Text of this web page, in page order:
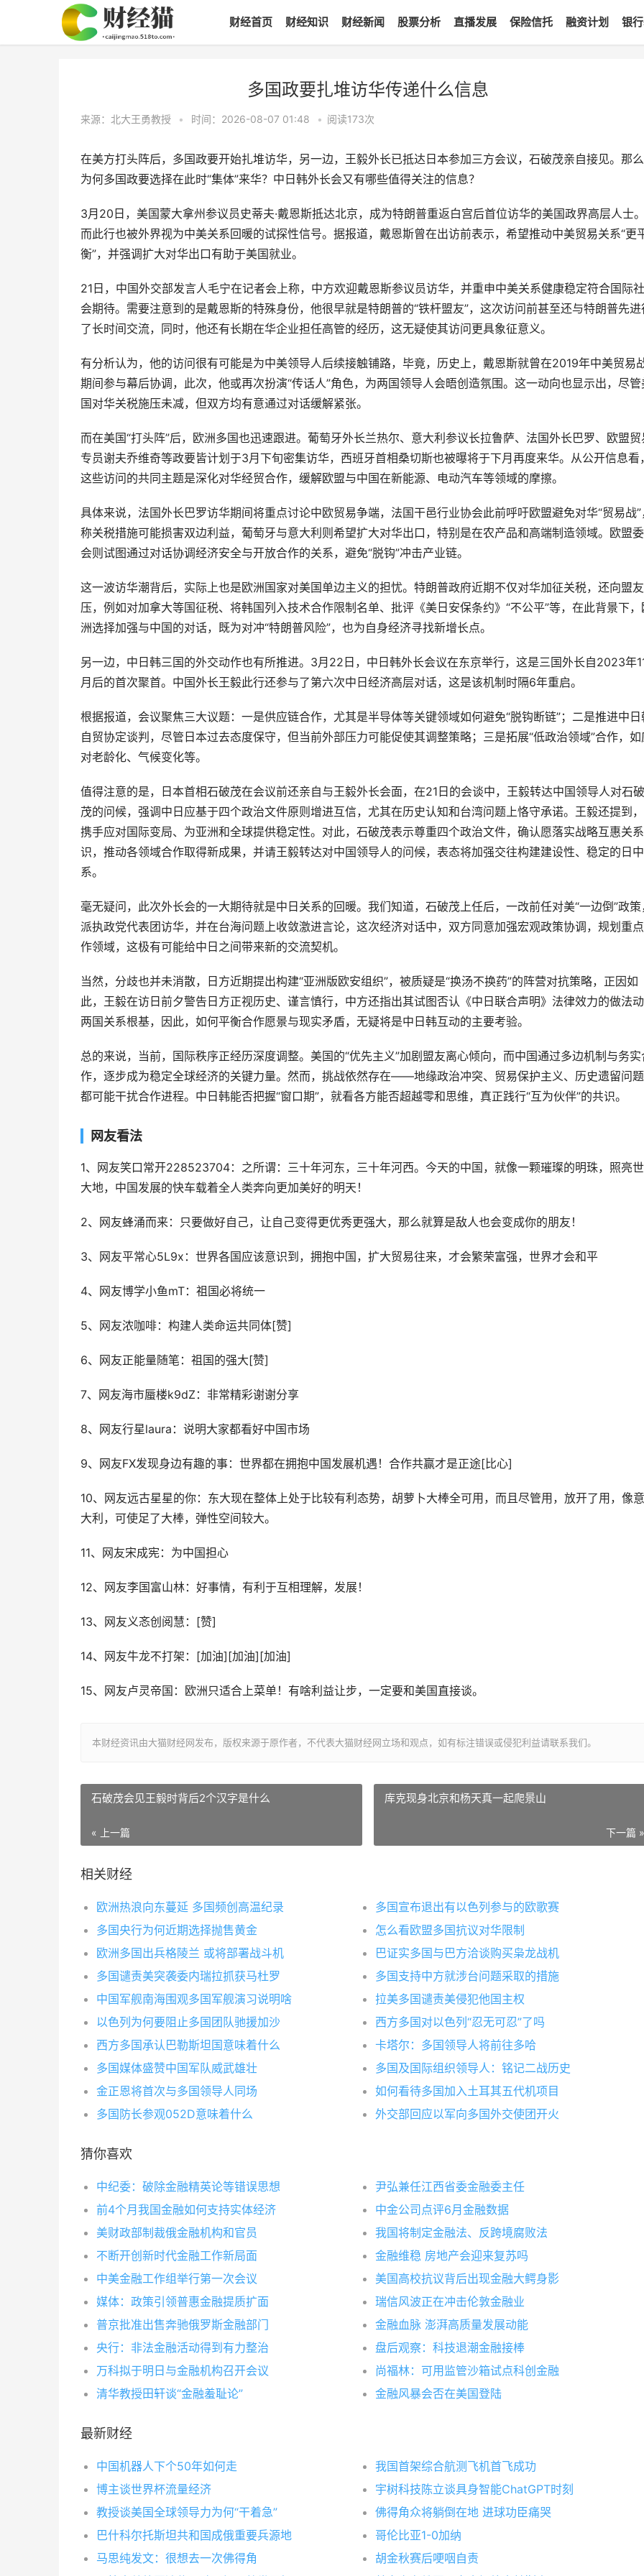
财经首页 财经知识 财经新闻 股票分析 直播发展 保险信托 融资计划 银
多国政要扎堆访华传递什么信息
来源：北大王勇教授 • 时间：2026-08-07 01:48 • 阅读173次
在美方打头阵后，多国政要开始扎堆访华，另一边，王毅外长已抵达日本参加三方会议，石破茂亲自接见。那
为何多国政要选择在此时“集体”来华？中日韩外长会又有哪些值得关注的信息？
3月20日，美国蒙大拿州参议员史蒂夫·戴恩斯抵达北京，成为特朗普重返白宫后首位访华的美国政界高层人士
而此行也被外界视为中美关系回暖的试探性信号。据报道，戴恩斯曾在出访前表示，希望推动中美贸易关系“更
衡”，并强调扩大对华出口有助于美国就业。
21日，中国外交部发言人毛宁在记者会上称，中方欢迎戴恩斯参议员访华，并重申中美关系健康稳定符合国际社
会期待。需要注意到的是戴恩斯的特殊身份，他很早就是特朗普的“铁杆盟友”，这次访问前甚至还与特朗普先进
了长时间交流，同时，他还有长期在华企业担任高管的经历，这无疑使其访问更具象征意义。
有分析认为，他的访问很有可能是为中美领导人后续接触铺路，毕竟，历史上，戴恩斯就曾在2019年中美贸易
期间参与幕后协调，此次，他或再次扮演“传话人”角色，为两国领导人会晤创造氛围。这一动向也显示出，尽管
国对华关税施压未减，但双方均有意通过对话缓解紧张。
而在美国“打头阵”后，欧洲多国也迅速跟进。葡萄牙外长兰热尔、意大利参议长拉鲁萨、法国外长巴罗、欧盟贸
专员谢夫乔维奇等政要皆计划于3月下旬密集访华，西班牙首相桑切斯也被曝将于下月再度来华。从公开信息看
这些访问的共同主题是深化对华经贸合作，缓解欧盟与中国在新能源、电动汽车等领域的摩擦。
具体来说，法国外长巴罗访华期间将重点讨论中欧贸易争端，法国干邑行业协会此前呼吁欧盟避免对华“贸易战”
称关税措施可能损害双边利益，葡萄牙与意大利则希望扩大对华出口，特别是在农产品和高端制造领域。欧盟
会则试图通过对话协调经济安全与开放合作的关系，避免“脱钩”冲击产业链。
这一波访华潮背后，实际上也是欧洲国家对美国单边主义的担忧。特朗普政府近期不仅对华加征关税，还向盟
压，例如对加拿大等国征税、将韩国列入技术合作限制名单、批评《美日安保条约》“不公平”等，在此背景下，
洲选择加强与中国的对话，既为对冲“特朗普风险”，也为自身经济寻找新增长点。
另一边，中日韩三国的外交动作也有所推进。3月22日，中日韩外长会议在东京举行，这是三国外长自2023年
月后的首次聚首。中国外长王毅此行还参与了第六次中日经济高层对话，这是该机制时隔6年重启。
根据报道，会议聚焦三大议题：一是供应链合作，尤其是半导体等关键领域如何避免“脱钩断链”；二是推进中日
自贸协定谈判，尽管日本过去态度保守，但当前外部压力可能促使其调整策略；三是拓展“低政治领域”合作，如
对老龄化、气候变化等。
值得注意的是，日本首相石破茂在会议前还亲自与王毅外长会面，在21日的会谈中，王毅转达中国领导人对石破
茂的问候，强调中日应基于四个政治文件原则增进互信，尤其在历史认知和台湾问题上恪守承诺。王毅还提到
携手应对国际变局、为亚洲和全球提供稳定性。对此，石破茂表示尊重四个政治文件，确认愿落实战略互惠关
识，推动各领域合作取得新成果，并请王毅转达对中国领导人的问候，表态将加强交往构建建设性、稳定的日
系。
毫无疑问，此次外长会的一大期待就是中日关系的回暖。我们知道，石破茂上任后，一改前任对美“一边倒”政策
派执政党代表团访华，并在台海问题上收敛激进言论，这次经济对话中，双方同意加强宏观政策协调，规划重
作领域，这极有可能给中日之间带来新的交流契机。
当然，分歧也并未消散，日方近期提出构建“亚洲版欧安组织”，被质疑是“换汤不换药”的阵营对抗策略，正因如
此，王毅在访日前夕警告日方正视历史、谨言慎行，中方还指出其试图否认《中日联合声明》法律效力的做法
两国关系根基，因此，如何平衡合作愿景与现实矛盾，无疑将是中日韩互动的主要考验。
总的来说，当前，国际秩序正经历深度调整。美国的“优先主义”加剧盟友离心倾向，而中国通过多边机制与务实
作，逐步成为稳定全球经济的关键力量。然而，挑战依然存在——地缘政治冲突、贸易保护主义、历史遗留问
都可能干扰合作进程。中日韩能否把握“窗口期”，就看各方能否超越零和思维，真正践行“互为伙伴”的共识。
网友看法
1、网友笑口常开228523704：之所谓：三十年河东，三十年河西。今天的中国，就像一颗璀璨的明珠，照亮
大地，中国发展的快车载着全人类奔向更加美好的明天！
2、网友蜂涌而来：只要做好自己，让自己变得更优秀更强大，那么就算是敌人也会变成你的朋友！
3、网友平常心5L9x：世界各国应该意识到，拥抱中国，扩大贸易往来，才会繁荣富强，世界才会和平
4、网友博学小鱼mT：祖国必将统一
5、网友浓咖啡：构建人类命运共同体[赞]
6、网友正能量随笔：祖国的强大[赞]
7、网友海市蜃楼k9dZ：非常精彩谢谢分享
8、网友行星laura：说明大家都看好中国市场
9、网友FX发现身边有趣的事：世界都在拥抱中国发展机遇！合作共赢才是正途[比心]
10、网友远古星星的你：东大现在整体上处于比较有利态势，胡萝卜大棒全可用，而且尽管用，放开了用，像意
大利，可使足了大棒，弹性空间较大。
11、网友宋成宪：为中国担心
12、网友李国富山林：好事情，有利于互相理解，发展！
13、网友义忞创阅慧：[赞]
14、网友牛龙不打架：[加油][加油][加油]
15、网友卢灵帝国：欧洲只适合上菜单！有啥利益让步，一定要和美国直接谈。
本财经资讯由大猫财经网发布，版权来源于原作者，不代表大猫财经网立场和观点，如有标注错误或侵犯利益请联系我们。
石破茂会见王毅时背后2个汉字是什么
« 上一篇
库克现身北京和杨天真一起爬景山
下一篇 »
相关财经
欧洲热浪向东蔓延 多国频创高温纪录
多国宣布退出有以色列参与的欧歌赛
多国央行为何近期选择抛售黄金
怎么看欧盟多国抗议对华限制
欧洲多国出兵格陵兰 或将部署战斗机
巴证实多国与巴方洽谈购买枭龙战机
多国谴责美突袭委内瑞拉抓获马杜罗
多国支持中方就涉台问题采取的措施
中国军舰南海围观多国军舰演习说明啥
拉美多国谴责美侵犯他国主权
以色列为何要阻止多国团队驰援加沙
西方多国对以色列“忍无可忍”了吗
西方多国承认巴勒斯坦国意味着什么
卡塔尔：多国领导人将前往多哈
多国媒体盛赞中国军队威武雄壮
多国及国际组织领导人：铭记二战历史
金正恩将首次与多国领导人同场
如何看待多国加入土耳其五代机项目
多国防长参观052D意味着什么
外交部回应以军向多国外交使团开火
猜你喜欢
中纪委：破除金融精英论等错误思想
尹弘兼任江西省委金融委主任
前4个月我国金融如何支持实体经济
中金公司点评6月金融数据
美财政部制裁俄金融机构和官员
我国将制定金融法、反跨境腐败法
不断开创新时代金融工作新局面
金融维稳 房地产会迎来复苏吗
中美金融工作组举行第一次会议
美国高校抗议背后出现金融大鳄身影
媒体：政策引领普惠金融提质扩面
瑞信风波正在冲击伦敦金融业
普京批准出售奔驰俄罗斯金融部门
金融血脉 澎湃高质量发展动能
央行：非法金融活动得到有力整治
盘后观察：科技退潮金融接棒
万科拟于明日与金融机构召开会议
尚福林：可用监管沙箱试点科创金融
清华教授田轩谈“金融羞耻论”
金融风暴会否在美国登陆
最新财经
中国机器人下个50年如何走
我国首架综合航测飞机首飞成功
博主谈世界杯流量经济
宇树科技陈立谈具身智能ChatGPT时刻
教授谈美国全球领导力为何“干着急”
佛得角众将躺倒在地 进球功臣痛哭
巴什科尔托斯坦共和国成俄重要兵源地
哥伦比亚1-0加纳
马思纯发文：很想去一次佛得角
胡金秋赛后哽咽自责